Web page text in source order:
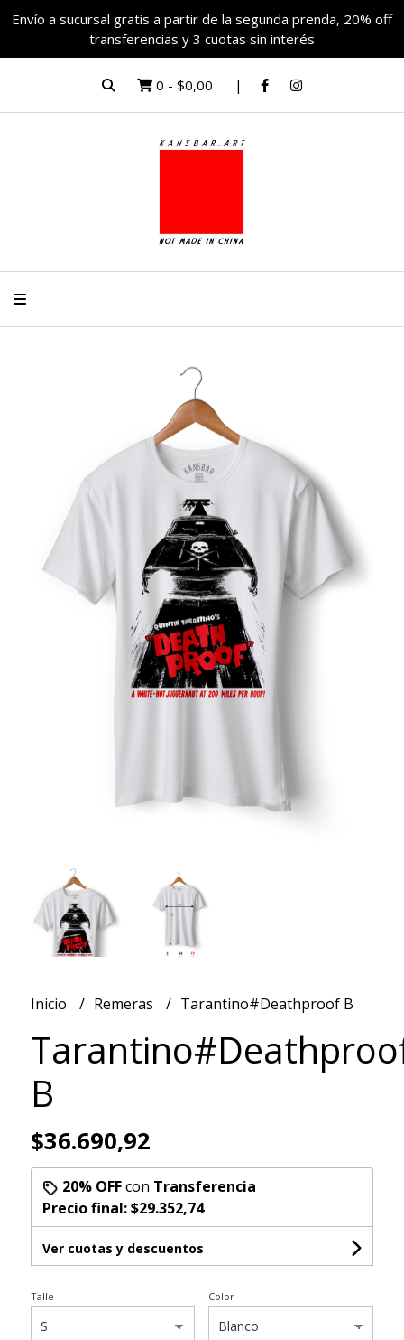
Envío a sucursal gratis a partir de la segunda prenda, 20% off
transferencias y 3 cuotas sin interés
0 - $0,00
Inicio Remeras Tarantino#Deathproof B
B
$36.690,92
20% OFFcon Transferencia
Precio final:$29.352,74
Ver cuotas y descuentos
Talle Color